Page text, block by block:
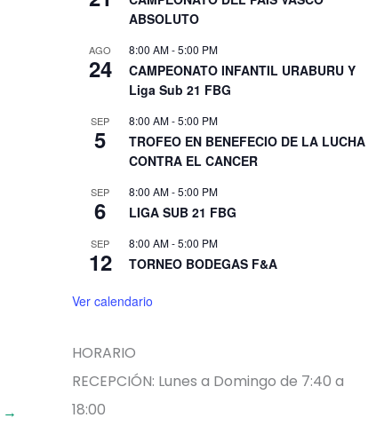
→
ABSOLUTO
AGO
24
8:00 AM-5:00 PM
CAMPEONATO INFANTIL URABURU Y
Liga Sub 21 FBG
SEP
5
8:00 AM-5:00 PM
TROFEO EN BENEFECIO DE LA LUCHA
CONTRA EL CANCER
SEP
6
8:00 AM-5:00 PM
LIGA SUB 21 FBG
SEP
12
8:00 AM-5:00 PM
TORNEO BODEGAS F&A
Ver calendario
HORARIO
RECEPCIÓN: Lunes a Domingo de 7:40 a
18:00